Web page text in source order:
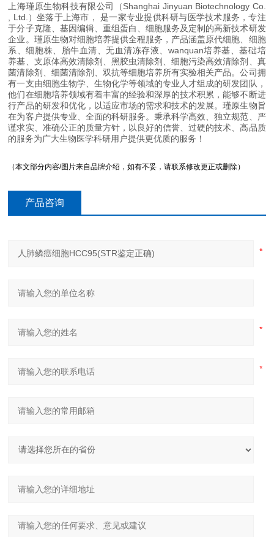
上海瑾原生物科技有限公司（Shanghai Jinyuan Biotechnology Co.
, Ltd.）坐落于上海市， 是一家专业提供科研与医学技术服务，专注
于分子克隆、基因编辑、重组蛋白、细胞服务及定制的高新技术研发
企业。瑾原生物对细胞培养提供全程服务，产品涵盖原代细胞、细胞
系、细胞株、胎牛血清、无血清冻存液、wanquan培养基、基础培
养基、支原体高效清除剂、黑胶虫清除剂、细胞污染高效清除剂、真
菌清除剂、细菌清除剂、双抗等细胞培养所有实验相关产品。公司拥
有一支由细胞生物学、生物化学等领域的专业人才组成的研发团队，
他们在细胞培养领域有着丰富的经验和深厚的技术积累，能够不断进
行产品的研发和优化，以适应市场的需求和技术的发展。瑾原生物旨
在为客户提供专业、全面的科研服务。秉承科学高效、独立规范、严
谨求实、准确公正的质量方针，以良好的信誉、过硬的技术、高品质
的服务为广大生物医学科研用户提供更优质的服务！
（本文部分内容/图片来自品牌介绍，如有不妥，请联系修改更正或删除）
产品咨询